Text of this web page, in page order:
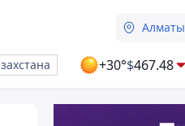
Алматы
+30°$467.48